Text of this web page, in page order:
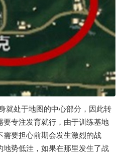
就处于地图的中心部分，因此转
专注发育就行，由于训练基地
要担心前期会发生激烈的战
势低洼，如果在那里发生了战